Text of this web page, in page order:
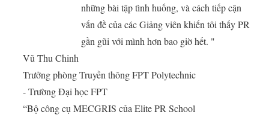
những bài tập tình huống, và cách tiếp cận
vấn đề của các Giảng viên khiến tôi thấy PR
gần gũi với mình hơn bao giờ hết. "
Vũ Thu Chinh
Trưởng phòng Truyền thông FPT Polytechnic
- Trường Đại học FPT
“Bộ công cụ MECGRIS của Elite PR School